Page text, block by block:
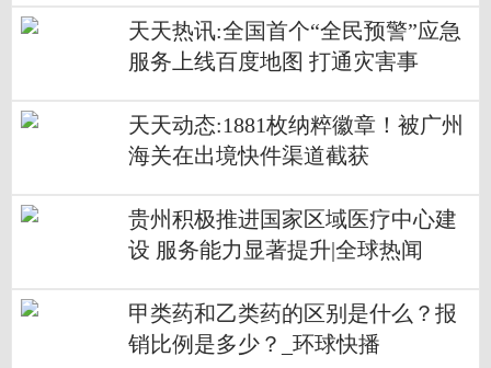
天天热讯:全国首个“全民预警”应急
服务上线百度地图 打通灾害事
天天动态:1881枚纳粹徽章！被广州
海关在出境快件渠道截获
贵州积极推进国家区域医疗中心建
设 服务能力显著提升|全球热闻
甲类药和乙类药的区别是什么？报
销比例是多少？_环球快播